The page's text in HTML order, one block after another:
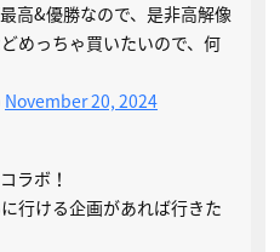
高&優勝なので、是非高解像
めっちゃ買いたいので、何
November 20, 2024
ラボ！
行ける企画があれば行きた